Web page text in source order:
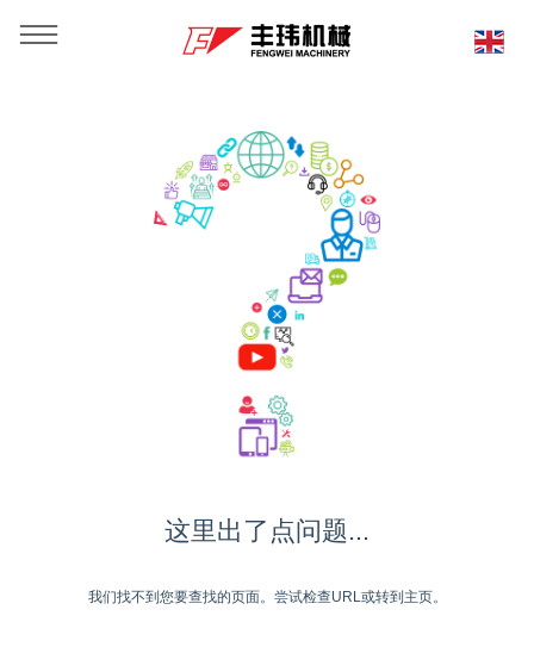
这里出了点问题...
我们找不到您要查找的页面。尝试检查URL或转到主页。